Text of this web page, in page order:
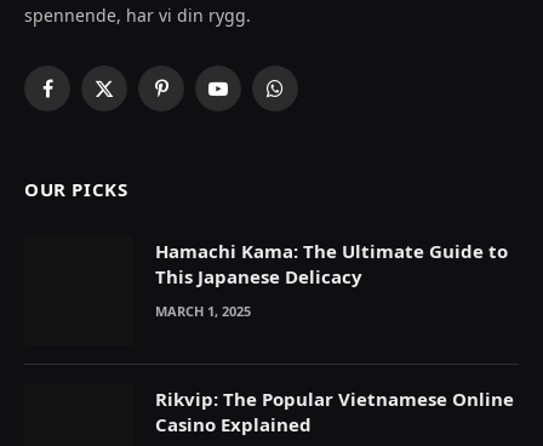
spennende, har vi din rygg.
Facebook
X
PinterestYouTubeWhatsApp
OUR PICKS
Hamachi Kama: The Ultimate Guide to
This Japanese Delicacy
MARCH 1, 2025
Rikvip: The Popular Vietnamese Online
Casino Explained